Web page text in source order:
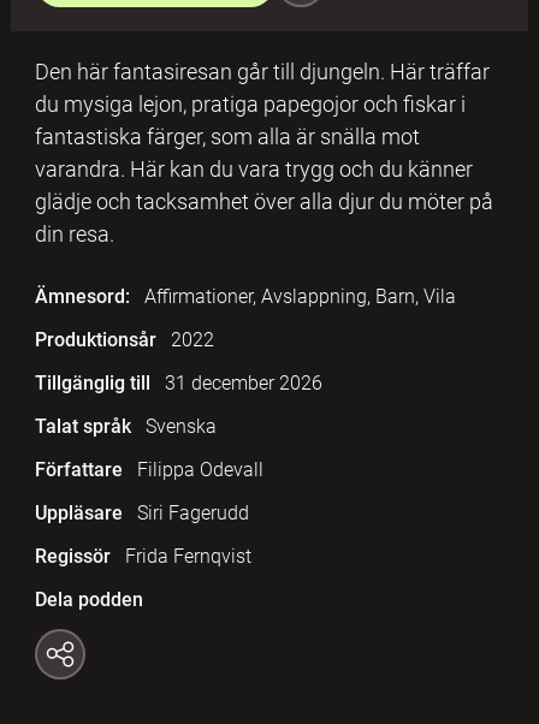
Den här fantasiresan går till djungeln. Här träffar
du mysiga lejon, pratiga papegojor och fiskar i
fantastiska färger, som alla är snälla mot
varandra. Här kan du vara trygg och du känner
glädje och tacksamhet över alla djur du möter på
din resa.
Ämnesord:
Affirmationer, Avslappning, Barn, Vila
Produktionsår
2022
Tillgänglig till
31 december 2026
Talat språk
Svenska
Författare
Filippa Odevall
Uppläsare
Siri Fagerudd
Regissör
Frida Fernqvist
Dela podden